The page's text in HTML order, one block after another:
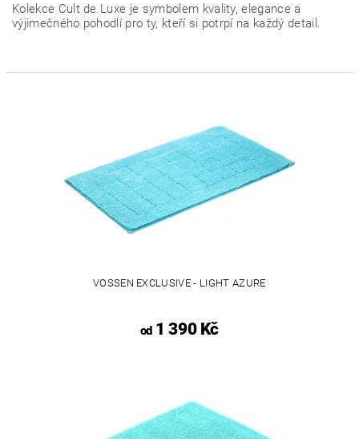
Kolekce Cult de Luxe je symbolem kvality, elegance a
výjimečného pohodlí pro ty, kteří si potrpí na každý detail.
VOSSEN EXCLUSIVE - LIGHT AZURE
od1 390 Kč